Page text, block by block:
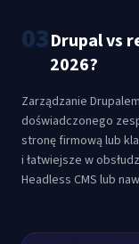
03Drupal vs
2026?
Zarządzanie
doświadczonego
stronę firmową lub
i łatwiejsze w
Headless CMS lub